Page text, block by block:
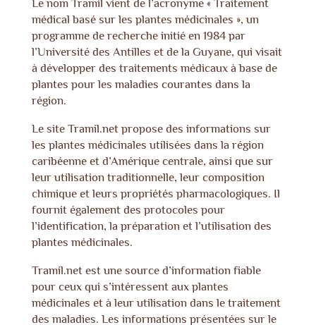
Le nom Tramil vient de l’acronyme « Traitement
médical basé sur les plantes médicinales », un
programme de recherche initié en 1984 par
l’Université des Antilles et de la Guyane, qui visait
à développer des traitements médicaux à base de
plantes pour les maladies courantes dans la
région.
Le site Tramil.netpropose des informations sur
les plantes médicinales utilisées dans la région
caribéenne et d’Amérique centrale, ainsi que sur
leur utilisation traditionnelle, leur composition
chimique et leurs propriétés pharmacologiques. Il
fournit également des protocoles pour
l’identification, la préparation et l’utilisation des
plantes médicinales.
Tramil.netest une source d’information fiable
pour ceux qui s’intéressent aux plantes
médicinales et à leur utilisation dans le traitement
des maladies. Les informations présentées sur le